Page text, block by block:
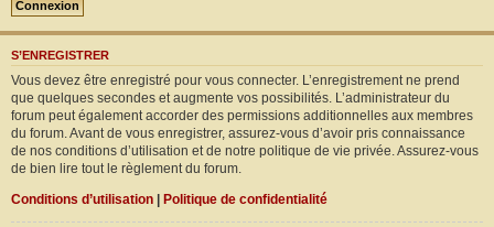
S’ENREGISTRER
Vous devez être enregistré pour vous connecter. L’enregistrement ne prend
que quelques secondes et augmente vos possibilités. L’administrateur du
forum peut également accorder des permissions additionnelles aux membres
du forum. Avant de vous enregistrer, assurez-vous d’avoir pris connaissance
de nos conditions d’utilisation et de notre politique de vie privée. Assurez-vous
de bien lire tout le règlement du forum.
Conditions d’utilisation | Politique de confidentialité